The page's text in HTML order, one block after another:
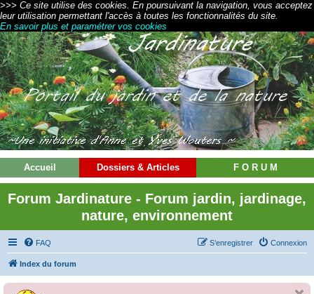
>>> Ce site utilise des cookies. En poursuivant la navigation, vous acceptez
leur utilisation permettant l'accès à toutes les fonctionnalités du site.
En savoir plus et paramétrer vos cookies
Accueil Dossiers & Articles F O R U M
Forum Jardinature - Forum jardin, jardinage,
nature, environnement
FAQ Connexion
S’enregistrer
Index du forum